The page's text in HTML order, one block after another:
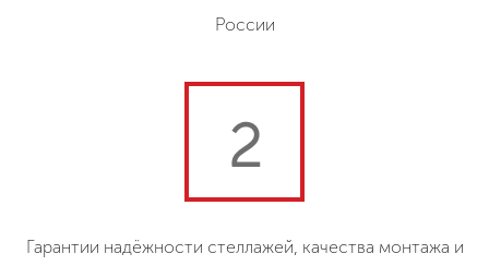
России
2
Гарантии надёжности стеллажей, качества монтажа и